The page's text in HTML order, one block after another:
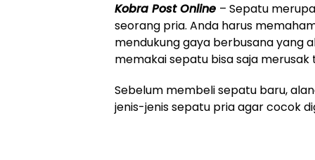
Kobra Post Online – Sepatu
seorang pria. Anda harus
mendukung gaya berbusana yang
memakai sepatu bisa saja
Sebelum membeli sepatu baru,
jenis-jenis sepatu pria agar cocok